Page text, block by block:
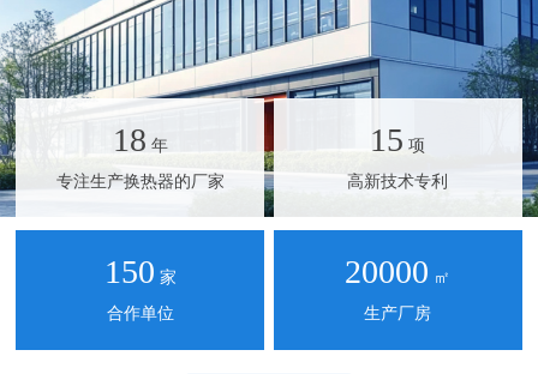
18 年
专注生产换热器的厂家
15 项
高新技术专利
150 家
合作单位
20000 ㎡
生产厂房